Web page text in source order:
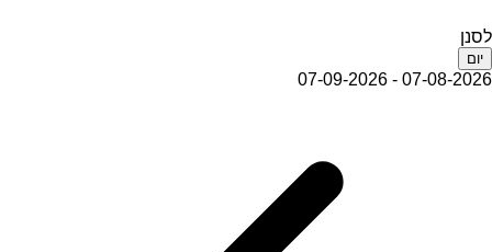
לסנן
יום
07-08-2026 - 07-09-2026